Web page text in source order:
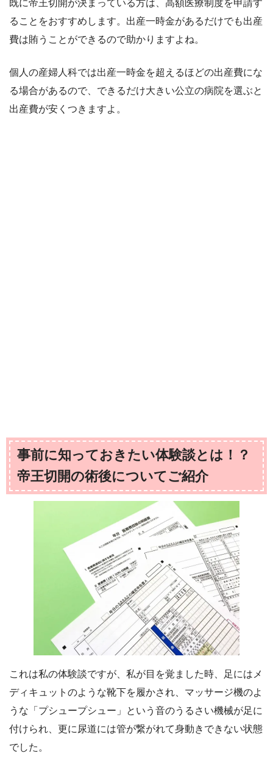
既に帝王切開が決まっている方は、高額医療制度を申請す
ることをおすすめします。出産一時金があるだけでも出産
費は賄うことができるので助かりますよね。
個人の産婦人科では出産一時金を超えるほどの出産費にな
る場合があるので、できるだけ大きい公立の病院を選ぶと
出産費が安くつきますよ。
事前に知っておきたい体験談とは！？
帝王切開の術後についてご紹介
これは私の体験談ですが、私が目を覚ました時、足にはメ
ディキュットのような靴下を履かされ、マッサージ機のよ
うな「プシュープシュー」という音のうるさい機械が足に
付けられ、更に尿道には管が繋がれて身動きできない状態
でした。